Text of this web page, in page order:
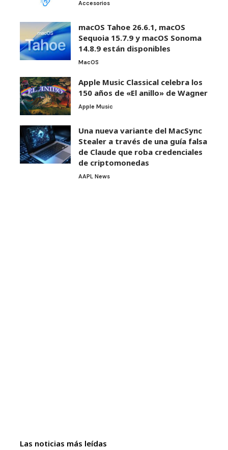
Accesorios
macOS Tahoe 26.6.1, macOS
Sequoia 15.7.9 y macOS Sonoma
14.8.9 están disponibles
MacOS
Apple Music Classical celebra los
150 años de «El anillo» de Wagner
Apple Music
Una nueva variante del MacSync
Stealer a través de una guía falsa
de Claude que roba credenciales
de criptomonedas
AAPL News
Las noticias más leídas